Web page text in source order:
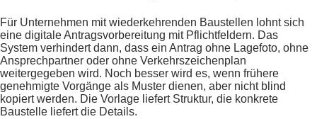
Für Unternehmen mit wiederkehrenden Baustellen lohnt sich
eine digitale Antragsvorbereitung mit Pflichtfeldern. Das
System verhindert dann, dass ein Antrag ohne Lagefoto, ohne
Ansprechpartner oder ohne Verkehrszeichenplan
weitergegeben wird. Noch besser wird es, wenn frühere
genehmigte Vorgänge als Muster dienen, aber nicht blind
kopiert werden. Die Vorlage liefert Struktur, die konkrete
Baustelle liefert die Details.